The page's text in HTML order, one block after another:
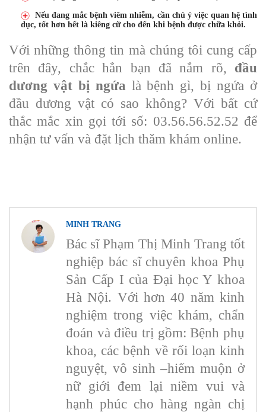
Nếu đang mắc bệnh viêm nhiễm, cần chú ý việc quan hệ tình
dục, tốt hơn hết là kiêng cữ cho đến khi bệnh được chữa khỏi.
Với những thông tin mà chúng tôi cung cấp
trên đây, chắc hẳn bạn đã nắm rõ, đầu
dương vật bị ngứa là bệnh gì, bị ngứa ở
đầu dương vật có sao không? Với bất cứ
thắc mắc xin gọi tới số: 03.56.56.52.52 để
nhận tư vấn và đặt lịch thăm khám online.
MINH TRANG
Bác sĩ Phạm Thị Minh Trang tốt
nghiệp bác sĩ chuyên khoa Phụ
Sản Cấp I của Đại học Y khoa
Hà Nội. Với hơn 40 năm kinh
nghiệm trong việc khám, chẩn
đoán và điều trị gồm: Bệnh phụ
khoa, các bệnh về rối loạn kinh
nguyệt, vô sinh –hiếm muộn ở
nữ giới đem lại niềm vui và
hạnh phúc cho hàng ngàn chị